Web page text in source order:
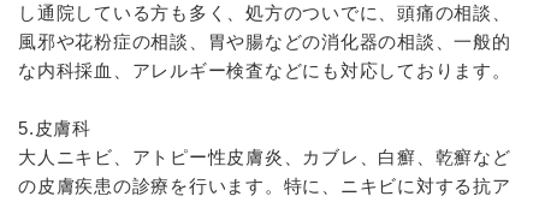
し通院している方も多く、処方のついでに、頭痛の相談、
風邪や花粉症の相談、胃や腸などの消化器の相談、一般的
な内科採血、アレルギー検査などにも対応しております。
5.皮膚科
大人ニキビ、アトピー性皮膚炎、カブレ、白癬、乾癬など
の皮膚疾患の診療を行います。特に、ニキビに対する抗ア